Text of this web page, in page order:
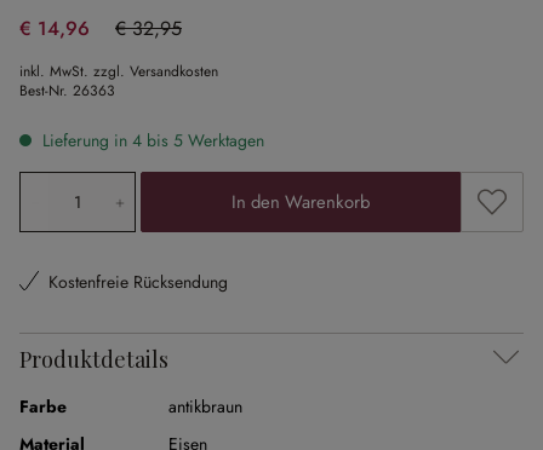
€ 14,96 € 32,95
(54.6% gespart)
inkl. MwSt. zzgl. Versandkosten
Best-Nr. 26363
Lieferung in 4 bis 5 Werktagen
Produkt Anzahl: Gib den gewünschten Wert ein oder
In den Warenkorb Zum
Kostenfreie Rücksendung
Produktdetails
Farbe
antikbraun
Material
Eisen